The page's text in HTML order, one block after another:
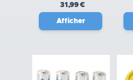
31,99 €
Afficher